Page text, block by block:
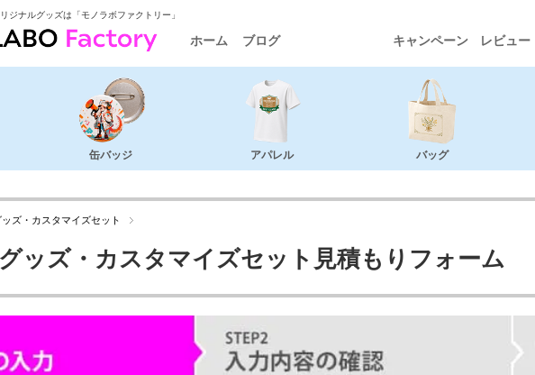
ジナルグッズは「モノラボファクトリー」
ホーム ブログ キャンペーン レビュー
缶バッジ アパレル バッグ
ズ・カスタマイズセット
ッズ・カスタマイズセット見積もりフォーム